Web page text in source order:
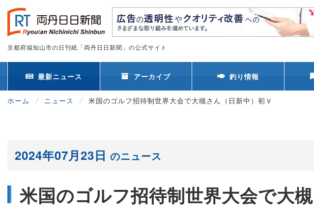
京都府福知山市の日刊紙「両丹日日新聞」の公式サイト
最新ニュース アーカイブ 釣り情報
ホーム ニュース 米国のゴルフ招待制世界大会で大槻さん（日新中）初Ｖ
米国のゴルフ招待制世界大会で大
2024年07月23日のニュース